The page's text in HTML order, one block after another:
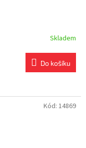
Skladem
Do košíku
Kód: 14869